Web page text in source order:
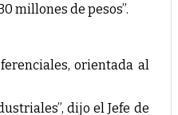
millones de pesos”.
orientada al
dijo el Jefe de